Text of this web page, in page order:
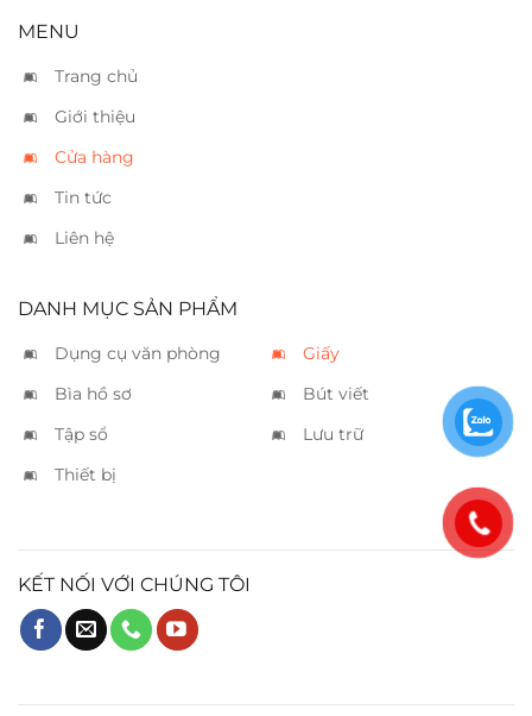
MENU
Trang chủ
Giới thiệu
Cửa hàng
Tin tức
Liên hệ
DANH MỤC SẢN PHẨM
Dụng cụ văn phòng
Giấy
Bìa hồ sơ
Bút viết
Tập sổ
Lưu trữ
Thiết bị
KẾT NỐI VỚI CHÚNG TÔI